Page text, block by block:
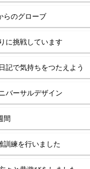
らのグローブ
に挑戦しています
記で気持ちをつたえよう
バーサルデザイン
間
訓練を行いました